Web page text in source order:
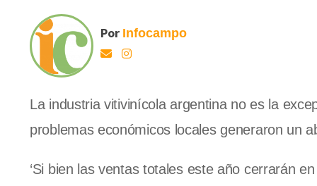
Por Infocampo
La industria vitivinícola argentina no es la
problemas económicos locales generaron un
‘Si bien las ventas totales este año cerrarán